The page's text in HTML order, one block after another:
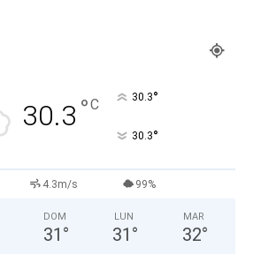
30.3 °C 30.3°
30.3°
4.3m/s 99%
DOM
31 °
LUN
31 °
MAR
32°